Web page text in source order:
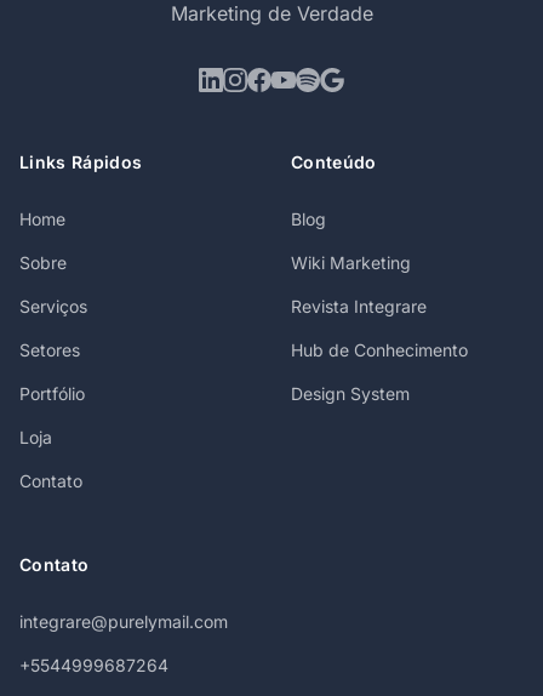
Marketing de Verdade
Links Rápidos
Home
Sobre
Serviços
Setores
Portfólio
Loja
Contato
Conteúdo
Blog
Wiki Marketing
Revista Integrare
Hub de Conhecimento
Design System
Contato
integrare@purelymail.com
+5544999687264